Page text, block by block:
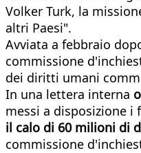
Volker Turk, la
altri Paesi".
Avviata a febbraio
commissione
dei diritti umani
In una lettera interna
messi a disposizione
il calo di 60 milioni di
commissione